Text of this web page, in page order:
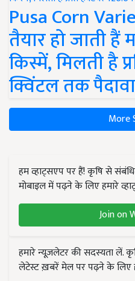
Pusa Corn
तैयार हो जाती हैं
किस्में, मिलती है
क्विंटल तक
More
हम व्हाट्सएप पर हैं! कृषि से
मोबाइल में पढ़ने के लिए हमारे
Join on
हमारे न्यूज़लेटर की सदस्यता लें.
लेटेस्ट ख़बरें मेल पर पढ़ने के लिए